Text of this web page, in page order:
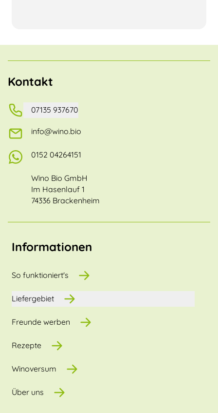
Kontakt
07135 937670
info@wino.bio
0152 04264151
Wino Bio GmbH
Im Hasenlauf 1
74336 Brackenheim
Informationen
So funktioniert's
Liefergebiet
Freunde werben
Rezepte
Winoversum
Über uns